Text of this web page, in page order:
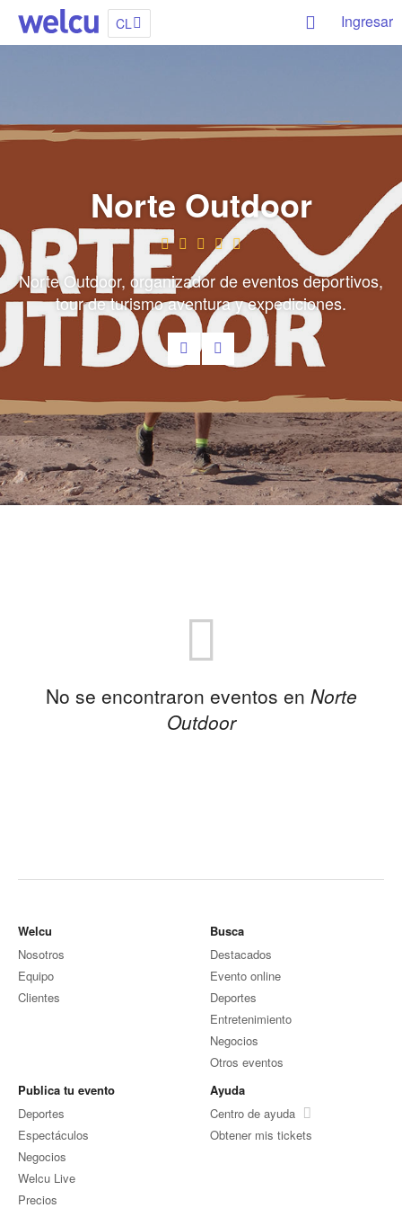
CL Ingresar
Norte Outdoor
Norte Outdoor, organizador de eventos deportivos,
tour de turismo aventura y expediciones.
No se encontraron eventos en Norte
Outdoor
Welcu
Nosotros
Equipo
Clientes
Busca
Destacados
Evento online
Deportes
Entretenimiento
Negocios
Otros eventos
Publica tu evento
Deportes
Espectáculos
Negocios
Welcu Live
Precios
Ayuda
Centro de ayuda
Obtener mis tickets